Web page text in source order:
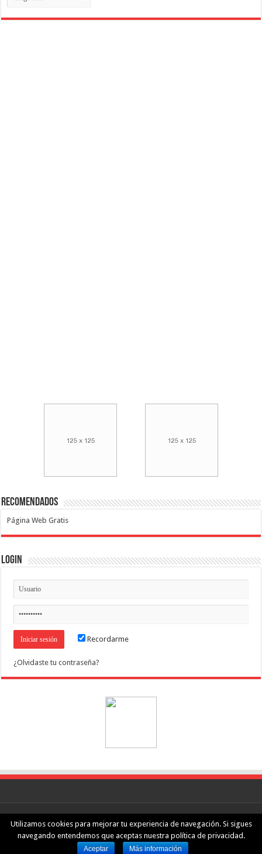
Recomendados
Página Web Gratis
Login
Recordarme
¿Olvidaste tu contraseña?
© Copyright 2026. Todos los derechos reservados.
Utilizamos cookies para mejorar tu experiencia de navegación. Si sigues
navegando entendemos que aceptas nuestra política de privacidad.
Aceptar Más información